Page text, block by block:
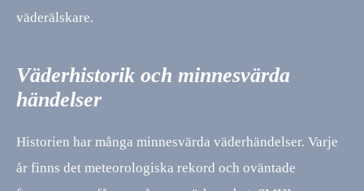
väderälskare.
Väderhistorik och minnesvärda
händelser
Historien har många minnesvärda väderhändelser. Varje
år finns det meteorologiska rekord och oväntade